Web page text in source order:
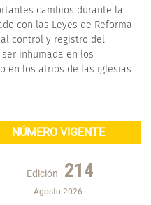
cambios durante la
con las Leyes de Reforma
control y registro del
inhumada en los
en los atrios de las iglesias
NÚMERO VIGENTE
Edición 214
Agosto 2026